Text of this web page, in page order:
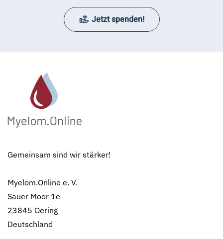
Jetzt spenden!
Gemeinsam sind wir stärker!
Myelom.Online e. V.
Sauer Moor 1e
23845 Oering
Deutschland